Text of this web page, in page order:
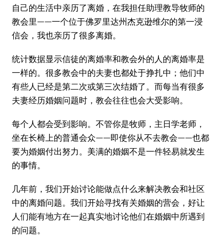
自己的生活中亲历了离婚，在我担任助理教导牧师的
教会里——一个位于佛罗里达州杰克逊维尔的第一浸
信会，我也亲历了很多离婚。
统计数据显示信徒的离婚率和教会外的人的离婚率是
一样的。很多教会中的夫妻也都处于挣扎中；他们中
有些人已经是第二次或第三次结婚了。而每当有很多
夫妻经历婚姻问题时，教会往往也会大受影响。
每个人都会受到影响。不管你是牧师，主日学老师，
坐在长椅上的普通会众——即使你从不去教会——也都
要为婚姻付出努力。美满的婚姻不是一件轻易就发生
的事情。
几年前，我们开始讨论能做点什么来解决教会和社区
中的离婚问题。我们开始寻找有关婚姻的营会，好让
人们能有地方在一起真实地讨论他们在婚姻中所遇到
的问题。